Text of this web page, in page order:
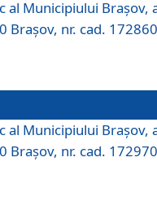
al Municipiului Braşov,
Brașov, nr. cad.
al Municipiului Braşov,
Brașov, nr. cad.